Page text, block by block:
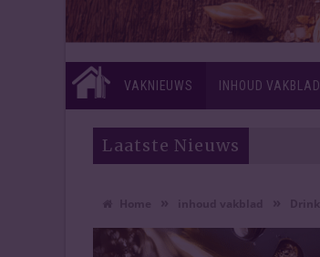
VAKNIEUWS INHOUD VAKBLAD
Laatste Nieuws